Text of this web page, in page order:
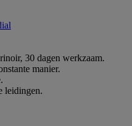
30 dagen werkzaam.
manier.
leidingen.